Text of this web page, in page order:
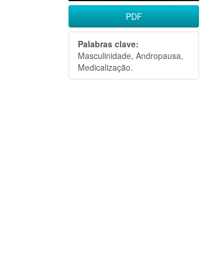
PDF
Palabras clave:
Masculinidade, Andropausa,
Medicalização.